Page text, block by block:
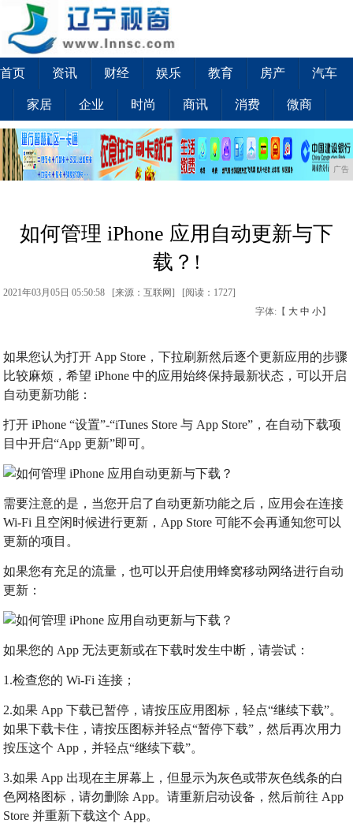
首页 资讯 财经 娱乐 教育 房产 汽车
家居 企业 时尚 商讯 消费 微商
广告
如何管理 iPhone 应用自动更新与下
载？!
2021年03月05日 05:50:58 [来源：互联网] [阅读：1727]
字体:【 大 中 小】
如果您认为打开 App Store，下拉刷新然后逐个更新应用的步骤
比较麻烦，希望 iPhone 中的应用始终保持最新状态，可以开启
自动更新功能：
打开 iPhone “设置”-“iTunes Store 与 App Store”，在自动下载项
目中开启“App 更新”即可。
需要注意的是，当您开启了自动更新功能之后，应用会在连接
Wi-Fi 且空闲时候进行更新，App Store 可能不会再通知您可以
更新的项目。
如果您有充足的流量，也可以开启使用蜂窝移动网络进行自动
更新：
如果您的 App 无法更新或在下载时发生中断，请尝试：
1.检查您的 Wi-Fi 连接；
2.如果 App 下载已暂停，请按压应用图标，轻点“继续下载”。
如果下载卡住，请按压图标并轻点“暂停下载”，然后再次用力
按压这个 App，并轻点“继续下载”。
3.如果 App 出现在主屏幕上，但显示为灰色或带灰色线条的白
色网格图标，请勿删除 App。请重新启动设备，然后前往 App
Store 并重新下载这个 App。